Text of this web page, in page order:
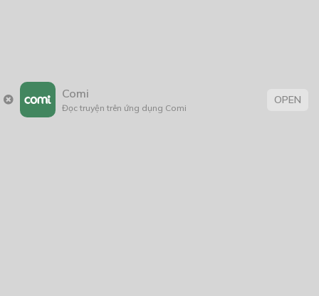
Comi
Đọc truyện trên ứng dụng Comi
OPEN